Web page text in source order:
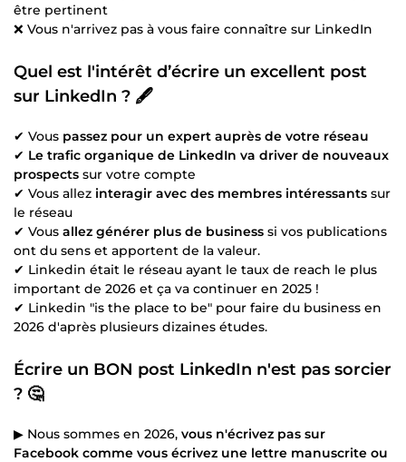
être pertinent
❌ Vous n'arrivez pas à vous faire connaître sur LinkedIn
Quel est l'intérêt d’écrire un excellent post
sur LinkedIn ? 🖋️
✔ Vous passez pour un expert auprès de votre réseau
✔ Le trafic organique de LinkedIn va driver de nouveaux
prospects sur votre compte
✔ Vous allez interagir avec des membres intéressants sur
le réseau
✔ Vous allez générer plus de business si vos publications
ont du sens et apportent de la valeur.
✔ Linkedin était le réseau ayant le taux de reach le plus
important de 2026 et ça va continuer en 2025 !
✔ Linkedin "is the place to be" pour faire du business en
2026 d'après plusieurs dizaines études.
Écrire un BON post LinkedIn n'est pas sorcier
? 🤔
▶ Nous sommes en 2026, vous n'écrivez pas sur
Facebook comme vous écrivez une lettre manuscrite ou